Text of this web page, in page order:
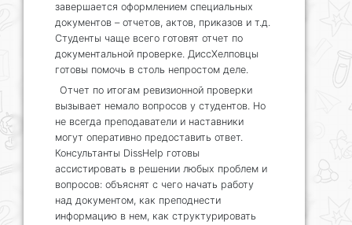
завершается оформлением специальных
документов – отчетов, актов, приказов и т.д.
Студенты чаще всего готовят отчет по
документальной проверке. ДиссХелповцы
готовы помочь в столь непростом деле.
Отчет по итогам ревизионной проверки
вызывает немало вопросов у студентов. Но
не всегда преподаватели и наставники
могут оперативно предоставить ответ.
Консультанты DissHelp готовы
ассистировать в решении любых проблем и
вопросов: объяснят с чего начать работу
над документом, как преподнести
информацию в нем, как структурировать